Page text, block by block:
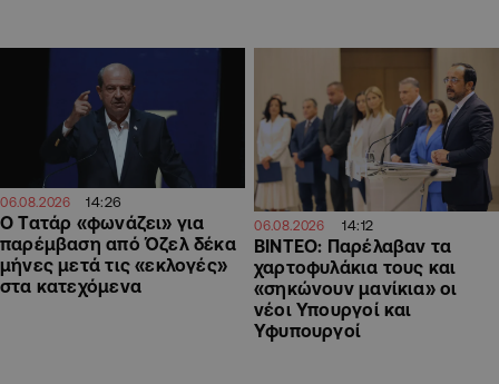
06.08.2026 14:26
Ο Τατάρ «φωνάζει» για
παρέμβαση από Όζελ δέκα
μήνες μετά τις «εκλογές»
στα κατεχόμενα
06.08.2026 14:12
ΒΙΝΤΕΟ: Παρέλαβαν τα
χαρτοφυλάκια τους και
«σηκώνουν μανίκια» οι
νέοι Υπουργοί και
Υφυπουργοί